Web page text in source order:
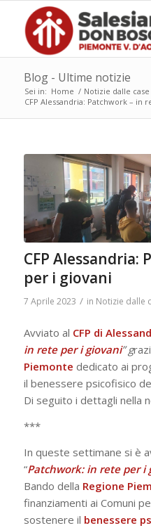
Blog - Ultime notizie
Sei in: Home / Notizie dalle case
CFP Alessandria: Patchwork – in
CFP Alessandria:
per i giovani
7 Aprile 2023 / in Notizie dalle
Avviato al CFP di
in rete per i giovani” g
Piemonte dedicato ai
il benessere psicofisico
Di seguito i dettagli nella
***
In queste settimane si è
“Patchwork: in rete per i
Bando della Regione
finanziamenti ai Comuni
sostenere il benessere